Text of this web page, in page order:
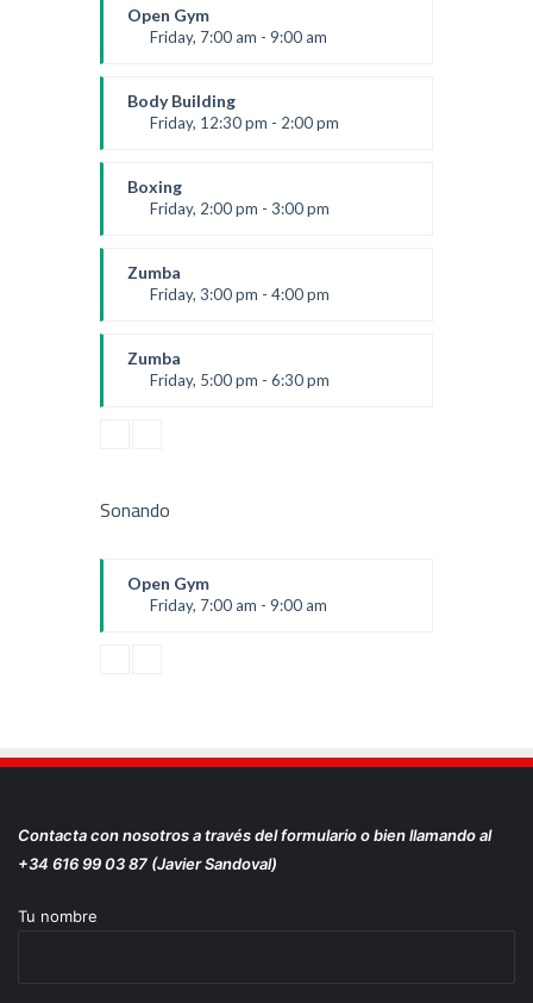
Open Gym
Friday, 7:00 am - 9:00 am
Mark Moreau
Body Building
Friday, 12:30 pm - 2:00 pm
Kevin Nomak
Boxing
Friday, 2:00 pm - 3:00 pm
Robert Bandana
Zumba
Friday, 3:00 pm - 4:00 pm
Emma Brown
Zumba
Friday, 5:00 pm - 6:30 pm
Sonando
Open Gym
Friday, 7:00 am - 9:00 am
Contacta con nosotros a través del formulario o bien llamando al
+34 616 99 03 87 (Javier Sandoval)
Tu nombre